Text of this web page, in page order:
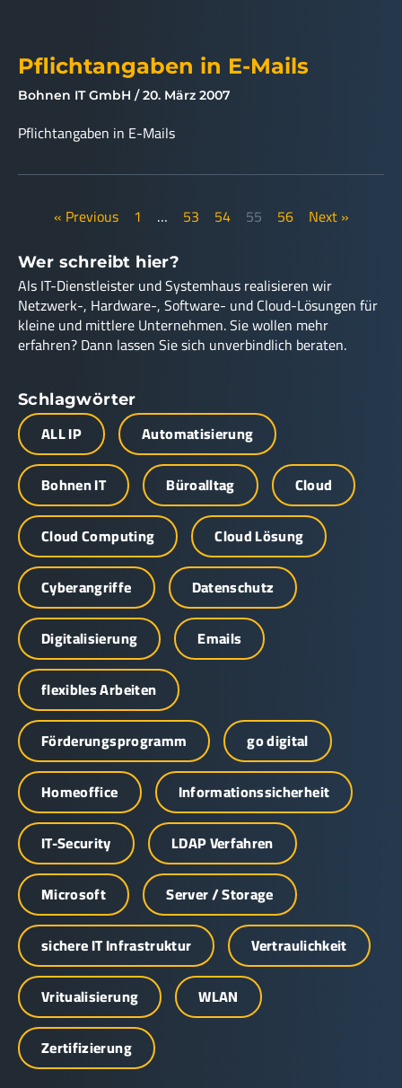
Pflichtangaben in E-Mails
Bohnen IT GmbH 20. März 2007
Pflichtangaben in E-Mails
« Previous 1 … 53 54 55 56 Next »
Wer schreibt hier?
Als IT-Dienstleister und Systemhaus realisieren wir
Netzwerk-, Hardware-, Software- und Cloud-Lösungen für
kleine und mittlere Unternehmen. Sie wollen mehr
erfahren? Dann lassen Sie sich unverbindlich beraten.
Schlagwörter
ALL IP
Automatisierung
Bohnen IT
Büroalltag
Cloud
Cloud Computing
Cloud Lösung
Cyberangriffe
Datenschutz
Digitalisierung
Emails
flexibles Arbeiten
Förderungsprogramm
go digital
Homeoffice
Informationssicherheit
IT-Security
LDAP Verfahren
Microsoft
Server / Storage
sichere IT Infrastruktur
Vertraulichkeit
Vritualisierung
WLAN
Zertifizierung